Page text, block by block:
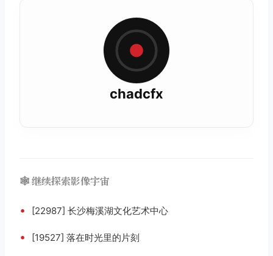
chadcfx
🕸️ 继续探索影像宇宙
• [22987] 长沙梅溪湖文化艺术中心
• [19527] 落在时光里的片刻